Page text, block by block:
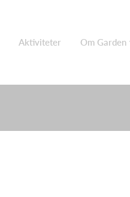
Aktiviteter Om Garden